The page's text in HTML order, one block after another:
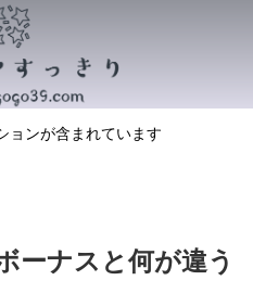
ョンが含まれています
ーナスと何が違う